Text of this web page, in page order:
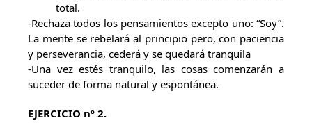
total.
-Rechaza todos los pensamientos excepto uno: “Soy”.
La mente se rebelará al principio pero, con paciencia
y perseverancia, cederá y se quedará tranquila
-Una vez estés tranquilo, las cosas comenzarán a
suceder de forma natural y espontánea.
EJERCICIO nº 2.